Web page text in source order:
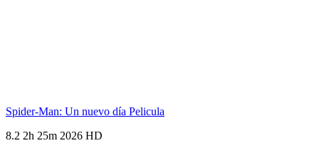
Spider-Man: Un nuevo día Pelicula
8.2 2h 25m 2026 HD